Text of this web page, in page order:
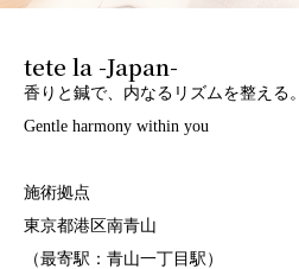
tete la -Japan-
香りと鍼で、内なるリズムを整える。
Gentle harmony within you
施術拠点
東京都港区南青山
（最寄駅：青山一丁目駅）